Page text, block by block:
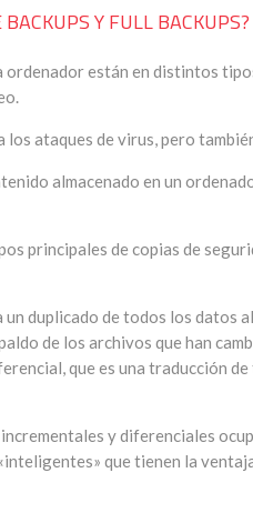
Y FULL BACKUPS?
ordenador están en distintos
ataques de virus, pero
almacenado en un
principales de copias de
duplicado de todos los datos
de los archivos que han
que es una traducción
y diferenciales
que tienen la